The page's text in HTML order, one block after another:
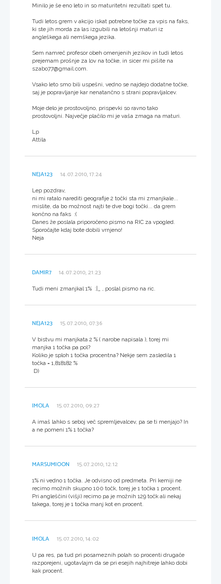
Minilo je še eno leto in so maturitetni rezultati spet tu.
Tudi letos grem v akcijo iskat potrebne točke za vpis na faks,
ki ste jih morda za las izgubili na letošnji maturi iz
angleškega ali nemškega jezika.
Sem namreč profesor obeh omenjenih jezikov in tudi letos
prejemam prošnje za lov na točke, in sicer mi pišite na
szabo77@gmail.com.
Vsako leto smo bili uspešni, vedno se najdejo dodatne točke,
saj je popravljanje kar nenatančno s strani popravljalcev.
Moje delo je prostovoljno, prispevki so ravno tako
prostovoljni. Največje plačilo mi je vaša zmaga na maturi.
Lp
Attila
NEJA123 14.07.2010, 17:24
Lep pozdrav,
ni mi ratalo narediti geografije 2 točki sta mi zmanjkale...
mislite, da bo možnost najti te dve bogi točki... da grem
končno na faks :(
Danes že poslala priporočeno pismo na RIC za vpogled.
Sporočajte kdaj bote dobili vrnjeno!
Neja
DAMIR7 14.07.2010, 21:23
Tudi meni zmanjkal 1% :|_ , poslal pismo na ric.
NEJA123 15.07.2010, 07:36
V bistvu mi manjkata 2 % ( narobe napisala ), torej mi
manjka 1 točka pa pol?
Koliko je sploh 1 točka procentna? Nekje sem zasledila 1
točka = 1,818182 %
D)
IMOLA 15.07.2010, 09:27
A imaš lahko s seboj več spremljevalcev, pa se ti menjajo? In
a ne pomeni 1% 1 točka?
MARSUMIOON 15.07.2010, 12:12
1% ni vedno 1 točka. Je odvisno od predmeta. Pri kemiji ne
recimo možnih skupno 100 točk, torej je 1 točka 1 procent.
Pri angleščini (višji) recimo pa je možnih 129 točk ali nekaj
takega, torej je 1 točka manj kot en procent.
IMOLA 15.07.2010, 14:02
U pa res, pa tud pri posameznih polah so procenti drugače
razporejeni, ugotavlajm da se pri esejih najhitreje lahko dobi
kak procent.